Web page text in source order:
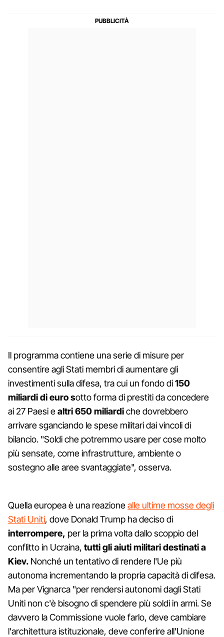
Il programma contiene una serie di misure per
consentire agli Stati membri di aumentare gli
investimenti sulla difesa, tra cui un fondo di150
miliardi di euro sotto forma di prestiti da concedere
ai 27 Paesi ealtri 650 miliardiche dovrebbero
arrivare sganciando le spese militari dai vincoli di
bilancio. "Soldi che potremmo usare per cose molto
più sensate, come infrastrutture, ambiente o
sostegno alle aree svantaggiate", osserva.
Quella europea è una reazionealle ultime mosse degli
Stati Uniti, dove Donald Trump ha deciso di
interrompere, per la prima volta dallo scoppio del
conflitto in Ucraina, tutti gli aiuti militari destinati a
Kiev. Nonché un tentativo di rendere l'Ue più
autonoma incrementando la propria capacità di difesa.
Ma per Vignarca "per rendersi autonomi dagli Stati
Uniti non c'è bisogno di spendere più soldi in armi. Se
davvero la Commissione vuole farlo, deve cambiare
l'architettura istituzionale, deve conferire all'Unione